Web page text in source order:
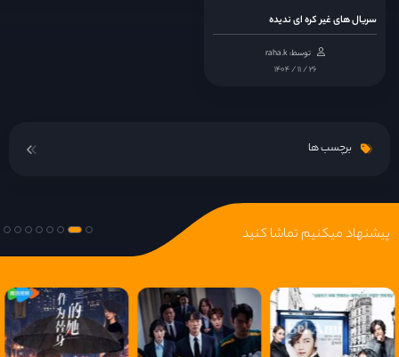
سریال های غیر کره ای ندیده
توسط: raha.k
۱۴۰۴ / ۱۱ / ۲۶
برچسب ها
پیشنهاد میکنیم تماشا کنید